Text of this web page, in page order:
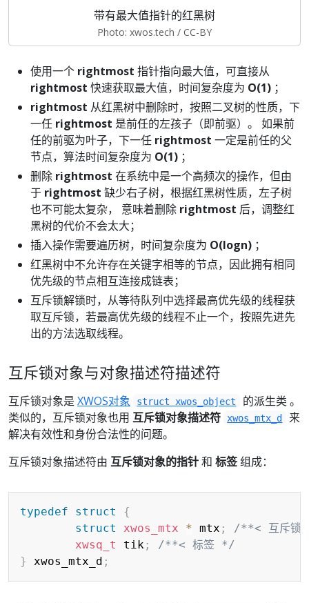
带有最大值指针的红黑树
Photo: xwos.tech / CC-BY
使用一个 rightmost 指针指向最大值，可直接从
rightmost 快速获取最大值，时间复杂度为 O(1) ；
rightmost 从红黑树中删除时，按照二叉树的性质，下
一任 rightmost 是前任的左孩子（即前驱）。 如果前
任的前驱为叶子，下一任 rightmost 一定是前任的父
节点，算法时间复杂度为 O(1) ；
删除 rightmost 在系统中是一个高频次的操作，但由
于 rightmost 缺少右子树，根据红黑树性质，左子树
也不可能太复杂， 意味着删除 rightmost 后，调整红
黑树的代价不会太大；
插入操作需要遍历树，时间复杂度为 O(logn) ；
红黑树中不允许存在关键字相等的节点，因此拥有相同
优先级的节点相互连接成链表；
互斥锁解锁时，从等待队列中选择最高优先级的线程获
取互斥锁，若最高优先级的线程不止一个，按照先进先
出的方法选取线程。
互斥锁对象与对象描述符描述符
互斥锁对象是 XWOS对象 struct xwos_object
的派生类 。
类似的，互斥锁对象也用 互斥锁对象描述符 xwos_mtx_d
来
解决有效性和身份合法性的问题。
互斥锁对象描述符由 互斥锁对象的指针和 标签组成：
typedef struct
{
struct
xwos_mtx * mtx ;
/**< 互斥锁
xwsq_t
tik ;
/**< 标签 */
}
xwos_mtx_d ;